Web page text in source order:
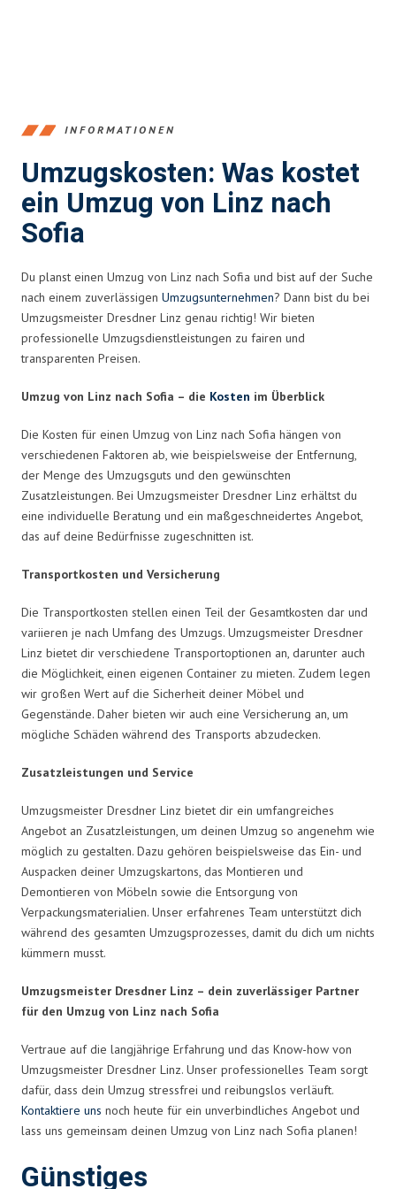
INFORMATIONEN
Umzugskosten: Was kostet
ein Umzug von Linz nach
Sofia
Du planst einen Umzug von Linz nach Sofia und bist auf der Suche
nach einem zuverlässigen Umzugsunternehmen? Dann bist du bei
Umzugsmeister Dresdner Linz genau richtig! Wir bieten
professionelle Umzugsdienstleistungen zu fairen und
transparenten Preisen.
Umzug von Linz nach Sofia – die Kosten im Überblick
Die Kosten für einen Umzug von Linz nach Sofia hängen von
verschiedenen Faktoren ab, wie beispielsweise der Entfernung,
der Menge des Umzugsguts und den gewünschten
Zusatzleistungen. Bei Umzugsmeister Dresdner Linz erhältst du
eine individuelle Beratung und ein maßgeschneidertes Angebot,
das auf deine Bedürfnisse zugeschnitten ist.
Transportkosten und Versicherung
Die Transportkosten stellen einen Teil der Gesamtkosten dar und
variieren je nach Umfang des Umzugs. Umzugsmeister Dresdner
Linz bietet dir verschiedene Transportoptionen an, darunter auch
die Möglichkeit, einen eigenen Container zu mieten. Zudem legen
wir großen Wert auf die Sicherheit deiner Möbel und
Gegenstände. Daher bieten wir auch eine Versicherung an, um
mögliche Schäden während des Transports abzudecken.
Zusatzleistungen und Service
Umzugsmeister Dresdner Linz bietet dir ein umfangreiches
Angebot an Zusatzleistungen, um deinen Umzug so angenehm wie
möglich zu gestalten. Dazu gehören beispielsweise das Ein- und
Auspacken deiner Umzugskartons, das Montieren und
Demontieren von Möbeln sowie die Entsorgung von
Verpackungsmaterialien. Unser erfahrenes Team unterstützt dich
während des gesamten Umzugsprozesses, damit du dich um nichts
kümmern musst.
Umzugsmeister Dresdner Linz – dein zuverlässiger Partner
für den Umzug von Linz nach Sofia
Vertraue auf die langjährige Erfahrung und das Know-how von
Umzugsmeister Dresdner Linz. Unser professionelles Team sorgt
dafür, dass dein Umzug stressfrei und reibungslos verläuft.
Kontaktiere uns noch heute für ein unverbindliches Angebot und
lass uns gemeinsam deinen Umzug von Linz nach Sofia planen!
Günstiges